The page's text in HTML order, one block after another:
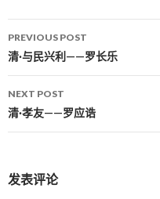
Post navigation
PREVIOUS POST
清·与民兴利——罗长乐
NEXT POST
清·孝友——罗应诰
发表评论